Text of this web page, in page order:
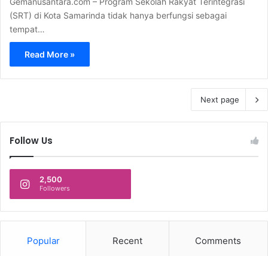
(SRT) di Kota Samarinda tidak hanya berfungsi sebagai
tempat…
Read More »
Next page
Follow Us
2,500
Followers
Popular Recent Comments